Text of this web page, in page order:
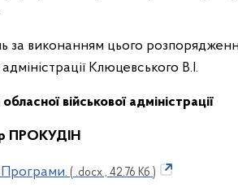
за виконанням цього
Клюцевського В.І.
обласної
ПРОКУДІН
( .docx , 42.76 Кб )